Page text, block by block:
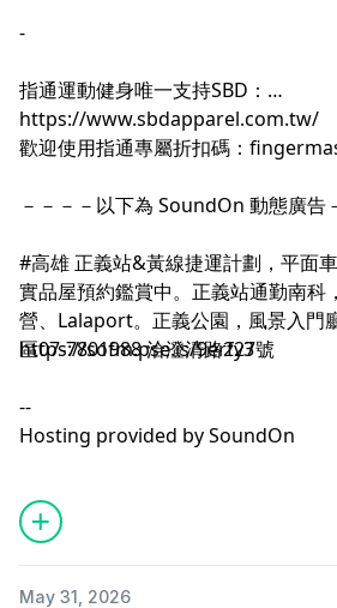
-
指通運動健身唯一支持SBD：
https://www.sbdapparel.com.tw/
歡迎使用指通專屬折扣碼：
－－－－以下為 SoundOn 動態廣告
#高雄 正義站&黃線捷運計劃，平面
實品屋預約鑑賞中。正義站通勤南科
營、Lalaport。正義公園，風景入門
區07-7801988 洽澄清路227號
https://sofm.pse.is/9erfy3
--
Hosting provided bySoundOn
May 31, 2026